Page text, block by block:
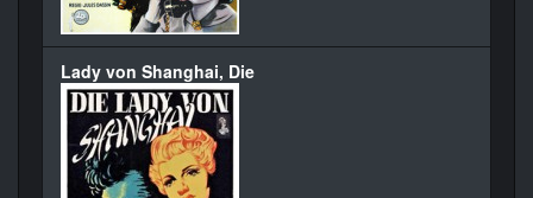
Lady von Shanghai, Die